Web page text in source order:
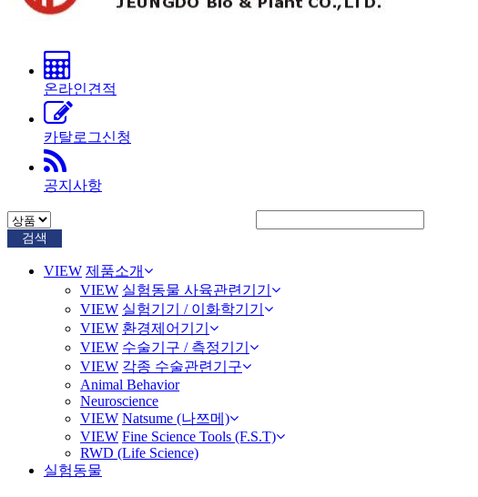
온라인견적
카탈로그신청
공지사항
검색
VIEW 제품소개
VIEW 실험동물 사육관련기기
VIEW 실험기기 / 이화학기기
VIEW 환경제어기기
VIEW 수술기구 / 측정기기
VIEW 각종 수술관련기구
Animal Behavior
Neuroscience
VIEW Natsume (나쯔메)
VIEW Fine Science Tools (F.S.T)
RWD (Life Science)
실험동물